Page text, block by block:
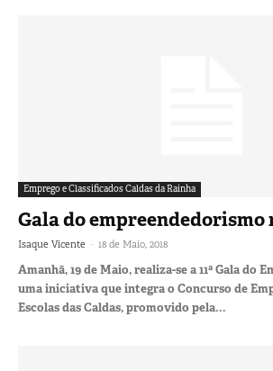
Emprego e Classificados Caldas da Rainha
Gala do empreendedorismo
Isaque Vicente - 18 de Maio, 2018
Amanhã, 19 de Maio, realiza-se a 11ª Gala do
uma iniciativa que integra o Concurso de
Escolas das Caldas, promovido pela...